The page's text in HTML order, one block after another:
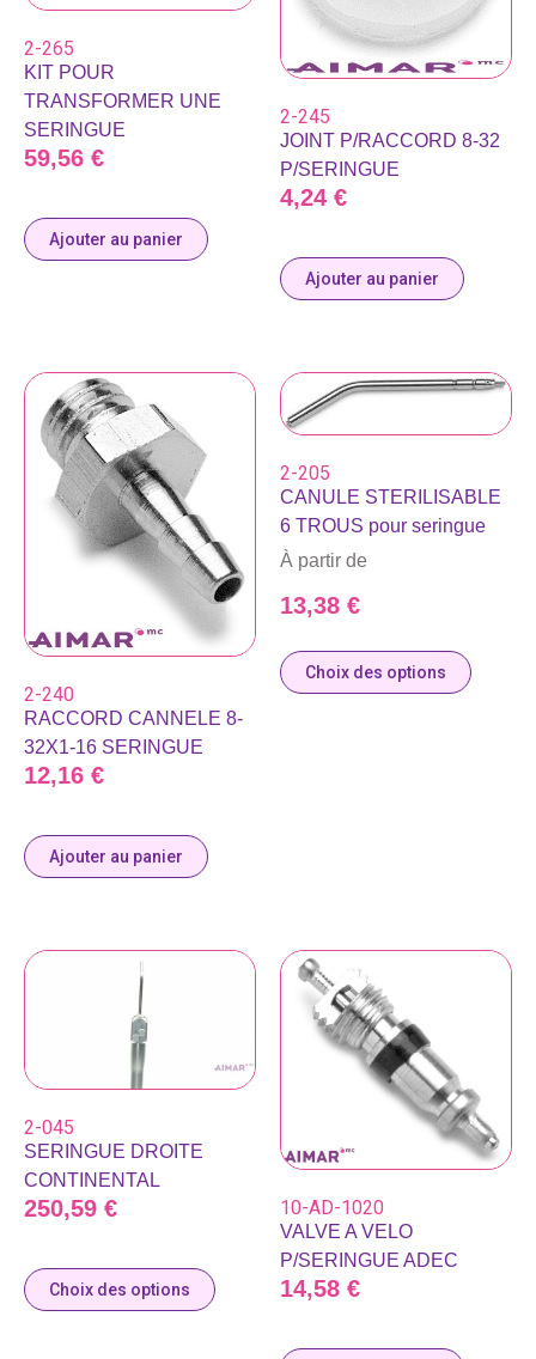
2-265
KIT POUR
TRANSFORMER UNE
SERINGUE
59,56 €
Ajouter au panier
2-245
JOINT P/RACCORD 8-32
P/SERINGUE
4,24 €
Ajouter au panier
2-240
RACCORD CANNELE 8-
32X1-16 SERINGUE
12,16 €
Ajouter au panier
2-205
CANULE STERILISABLE
6 TROUS pour seringue
À partir de
13,38 €
Choix des options
2-045
SERINGUE DROITE
CONTINENTAL
250,59 €
Choix des options
10-AD-1020
VALVE A VELO
P/SERINGUE ADEC
14,58 €